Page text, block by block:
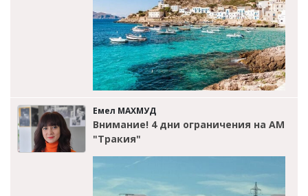
Емел МАХМУД
Внимание! 4 дни ограничения на АМ
"Тракия"